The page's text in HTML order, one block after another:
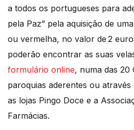
a todos os portugueses para
pela Paz” pela aquisição de
ou vermelha, no valor de 2
poderão encontrar as suas
formulário online, numa das 20
paroquias aderentes ou
as lojas Pingo Doce e a
Farmácias.